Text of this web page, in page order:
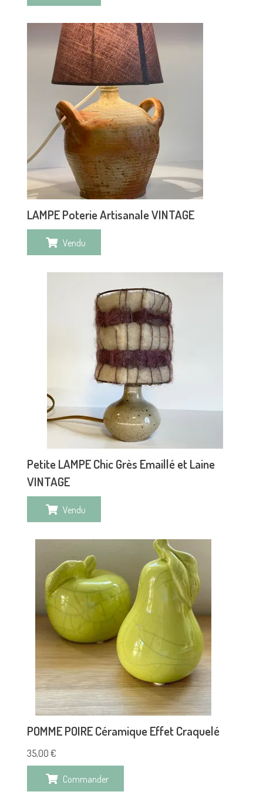
LAMPE Poterie Artisanale VINTAGE
Vendu
Petite LAMPE Chic Grès Emaillé et Laine
VINTAGE
Vendu
POMME POIRE Céramique Effet Craquelé
35,00 €
Commander